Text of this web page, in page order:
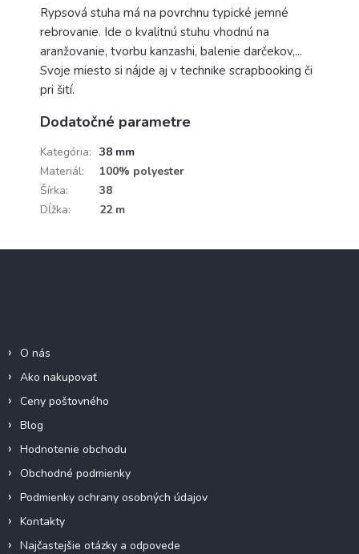
Rypsová stuha má na povrchnu typické jemné
rebrovanie. Ide o kvalitnú stuhu vhodnú na
aranžovanie, tvorbu kanzashi, balenie darčekov,...
Svoje miesto si nájde aj v technike scrapbooking či
pri šití.
Dodatočné parametre
Kategória: 38 mm
Materiál:
100% polyester
Šírka:
38
Dĺžka: 22 m
O nás
Ako nakupovať
Ceny poštovného
Blog
Hodnotenie obchodu
Obchodné podmienky
Podmienky ochrany osobných údajov
Kontakty
Najčastejšie otázky a odpovede